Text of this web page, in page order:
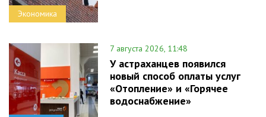
Экономика
7 августа 2026, 11:48
У астраханцев появился
новый способ оплаты услуг
«Отопление» и «Горячее
водоснабжение»